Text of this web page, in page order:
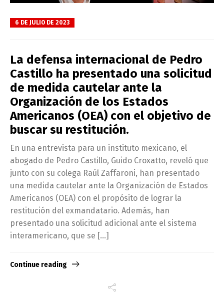
6 DE JULIO DE 2023
La defensa internacional de Pedro
Castillo ha presentado una solicitud
de medida cautelar ante la
Organización de los Estados
Americanos (OEA) con el objetivo de
buscar su restitución.
En una entrevista para un instituto mexicano, el
abogado de Pedro Castillo, Guido Croxatto, reveló que
junto con su colega Raúl Zaffaroni, han presentado
una medida cautelar ante la Organización de Estados
Americanos (OEA) con el propósito de lograr la
restitución del exmandatario. Además, han
presentado una solicitud adicional ante el sistema
interamericano, que se […]
Continue reading